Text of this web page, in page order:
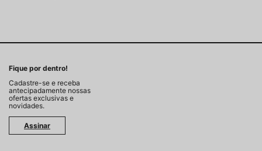
Fique por dentro!
Cadastre-se e receba
antecipadamente nossas
ofertas exclusivas e
novidades.
Assinar